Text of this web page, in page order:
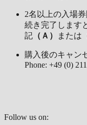
2名以上の入場
続き完了します
記 （Ａ） または
購入後のキャ
Phone: +49 (0)
Follow us on: